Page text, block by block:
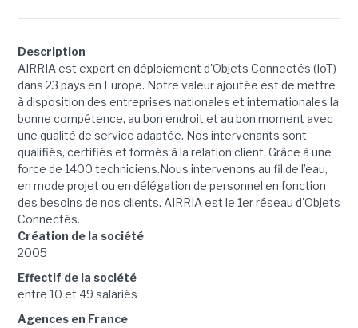
Description
AIRRIA est expert en déploiement d'Objets Connectés (IoT)
dans 23 pays en Europe. Notre valeur ajoutée est de mettre
à disposition des entreprises nationales et internationales la
bonne compétence, au bon endroit et au bon moment avec
une qualité de service adaptée. Nos intervenants sont
qualifiés, certifiés et formés à la relation client. Grâce à une
force de 1400 techniciens.Nous intervenons au fil de l’eau,
en mode projet ou en délégation de personnel en fonction
des besoins de nos clients. AIRRIA est le 1er réseau d'Objets
Connectés.
Création de la société
2005
Effectif de la société
entre 10 et 49 salariés
Agences en France